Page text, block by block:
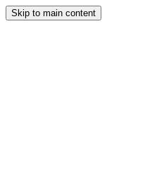
Skip to main content